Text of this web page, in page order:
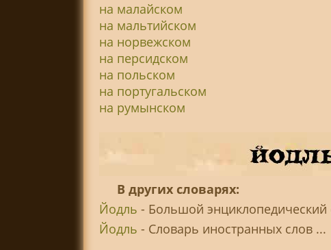
на малайском
на мальтийском
на норвежском
на персидском
на польском
на португальском
на румынском
В других словарях:
Йодль - Большой энциклопедический
Йодль - Словарь иностранных слов ...